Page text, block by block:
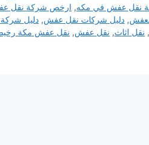
نقل عفش في مكه, ارخص شركة نقل
, دليل شركات نقل عفش, دليل
, نقل اثاث, نقل عفش, نقل عفش مكة